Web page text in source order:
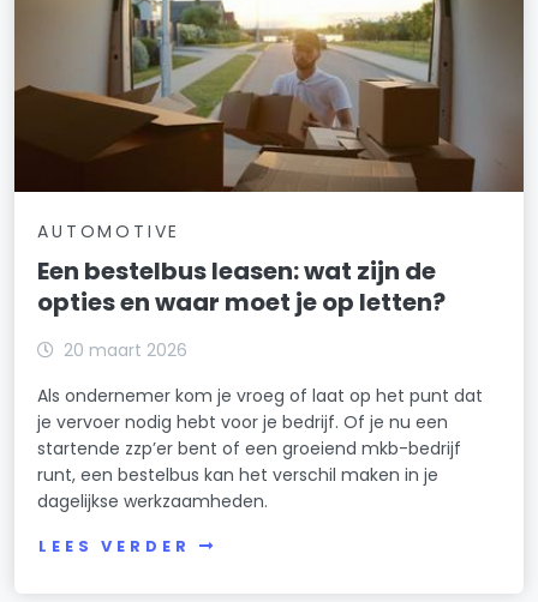
AUTOMOTIVE
Een bestelbus leasen: wat zijn de
opties en waar moet je op letten?
20 maart 2026
Als ondernemer kom je vroeg of laat op het punt dat
je vervoer nodig hebt voor je bedrijf. Of je nu een
startende zzp’er bent of een groeiend mkb-bedrijf
runt, een bestelbus kan het verschil maken in je
dagelijkse werkzaamheden.
LEES VERDER